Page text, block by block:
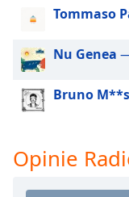
Beginning
dialog
window.
cancel
close
the
window.
Tommaso
Nu Genea
Bruno M**s
Opinie